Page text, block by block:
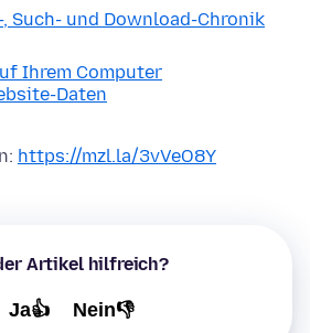
Such- und Download-Chronik
Ihrem Computer
Daten
https://mzl.la/3vVeO8Y
Artikel hilfreich?
Ja👍 Nein👎